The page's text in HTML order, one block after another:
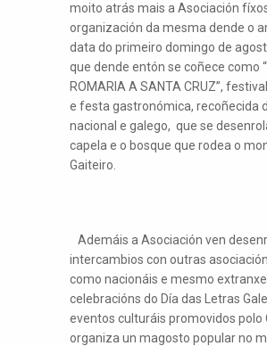
moito atrás mais a Asociación
organización da mesma dende o
data do primeiro domingo de
que dende entón se coñece como
ROMARIA A SANTA CRUZ”,
e festa gastronómica, recoñecida
nacional e galego, que se
capela e o bosque que rodea o
Gaiteiro.
Ademáis a Asociación ven
intercambios con outras
como nacionáis e mesmo
celebracións do Día das Letras
eventos culturáis promovidos polo
organiza un magosto popular no